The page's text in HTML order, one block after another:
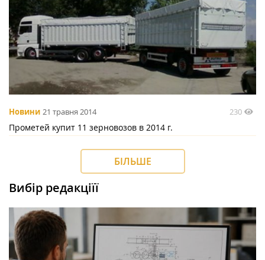
Новини 21 травня 2014 230
Прометей купит 11 зерновозов в 2014 г.
БІЛЬШЕ
Вибір редакціїї